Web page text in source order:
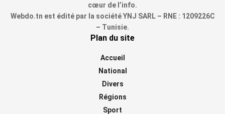
cœur de l’info.
Webdo.tn est édité par la société YNJ SARL – RNE : 1209226C
– Tunisie.
Plan du site
Accueil
National
Divers
Régions
Sport